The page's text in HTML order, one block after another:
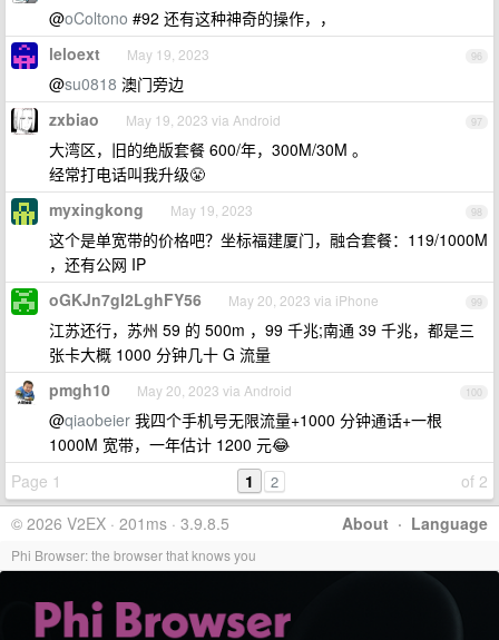
@oColtono #92 还有这种神奇的操作，，
96
leloext May 19, 2023
@su0818 澳门旁边
97
zxbiao May 19, 2023 via Android
大湾区，旧的绝版套餐 600/年，300M/30M 。
经常打电话叫我升级😤
98
myxingkong May 19, 2023
这个是单宽带的价格吧？坐标福建厦门，融合套餐：119/1000M
，还有公网 IP
99
oGKJn7gI2LghFY56 May 20, 2023 via iPhone
江苏还行，苏州 59 的 500m ，99 千兆;南通 39 千兆，都是三
张卡大概 1000 分钟几十 G 流量
100
pmgh10 May 20, 2023 via Android
@qiaobeier 我四个手机号无限流量+1000 分钟通话+一根
1000M 宽带，一年估计 1200 元😂
Page 1
of 2
1 2
About · Language
© 2026 V2EX · 201ms · 3.9.8.5
Phi Browser: the browser that knows you